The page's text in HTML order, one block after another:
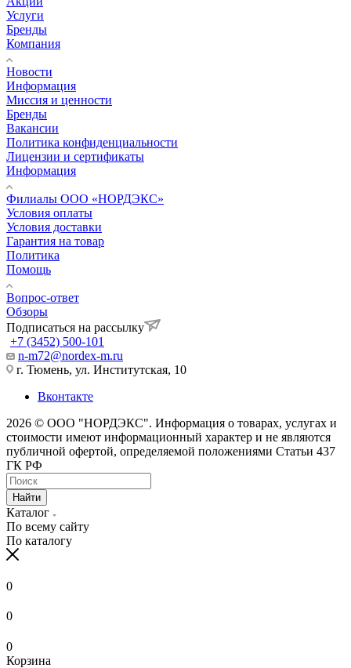
Услуги
Бренды
Компания
Новости
Информация
Миссия и ценности
Бренды
Вакансии
Политика конфиденциальности
Лицензии и сертификаты
Информация
Филиалы ООО «НОРДЭКС»
Условия оплаты
Условия доставки
Гарантия на товар
Политика
Помощь
Вопрос-ответ
Обзоры
Подписаться на рассылку
+7 (3452) 500-101
n-m72@nordex-m.ru
г. Тюмень, ул. Институтская, 10
Вконтакте
2026 © ООО "НОРДЭКС". Информация о товарах, услугах и
стоимости имеют информационный характер и не являются
публичной офертой, определяемой положениями Статьи 437
ГК РФ
Найти
Каталог
По всему сайту
По каталогу
0
0
0
Корзина